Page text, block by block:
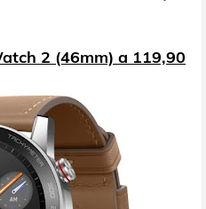
2 (46mm) a 119,90